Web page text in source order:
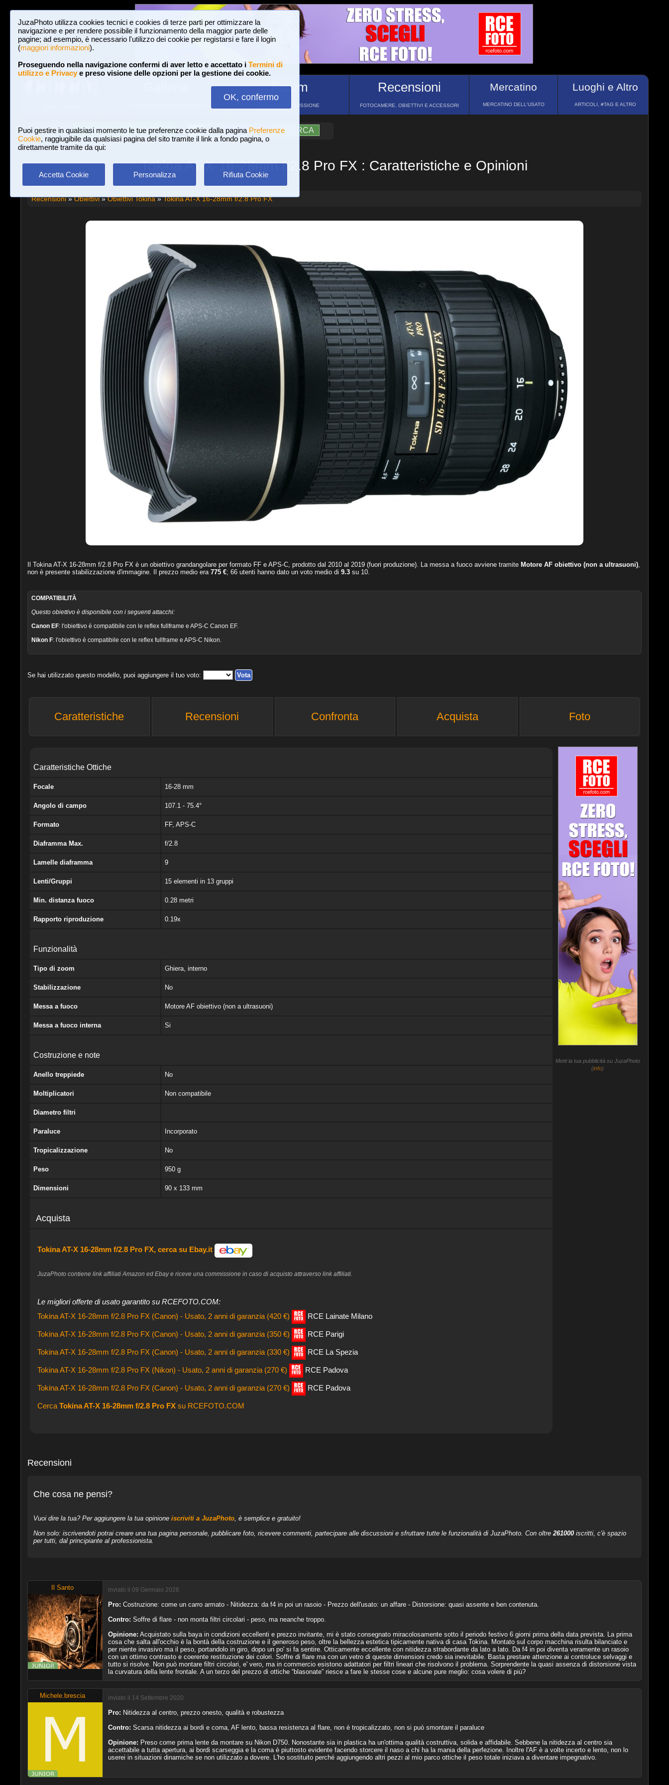
JuzaPhoto utilizza cookies tecnici e cookies di terze parti per ottimizzare la
navigazione e per rendere possibile il funzionamento della maggior parte delle
pagine; ad esempio, è necessario l'utilizzo dei cookie per registarsi e fare il login
(maggiori informazioni).
Proseguendo nella navigazione confermi di aver letto e accettato i Termini di
utilizzo e Privacye preso visione delle opzioni per la gestione dei cookie.
OK, confermo
Puoi gestire in qualsiasi momento le tue preferenze cookie dalla pagina Preferenze
Cookie, raggiugibile da qualsiasi pagina del sito tramite il link a fondo pagina, o
direttamente tramite da qui:
Accetta Cookie Personalizza Rifiuta Cookie
Forum
FORUM DI DISCUSSIONE
Recensioni
FOTOCAMERE, OBIETTIVI E ACCESSORI
Mercatino
MERCATINO DELL'USATO
Luoghi e Altro
ARTICOLI, #TAG E ALTRO
Login Iscriviti a JuzaPhoto! A A ?AIUTO RICERCA
Tokina AT-X 16-28mm f/2.8 Pro FX : Caratteristiche e Opinioni
Recensioni»Obiettivi»Obiettivi Tokina»Tokina AT-X 16-28mm f/2.8 Pro FX
Il Tokina AT-X 16-28mm f/2.8 Pro FX è un obiettivo grandangolare per formato FF e APS-C, prodotto dal 2010 al 2019 (fuori produzione). La messa a fuoco avviene tramite Motore AF obiettivo (non a ultrasuoni),
non è presente stabilizzazione d'immagine. Il prezzo medio era 775 €; 66utenti hanno dato un voto medio di 9.3su 10.
COMPATIBILITÀ
Questo obiettivo è disponibile con i seguenti attacchi:
Canon EF: l'obiettivo è compatibile con le reflex fullframe e APS-C Canon EF.
Nikon F: l'obiettivo è compatibile con le reflex fullframe e APS-C Nikon.
Se hai utilizzato questo modello, puoi aggiungere il tuo voto:
Caratteristiche Recensioni Confronta Acquista Foto
Caratteristiche Ottiche
Focale 16-28 mm
Angolo di campo 107.1 - 75.4°
Formato FF, APS-C
Diaframma Max. f/2.8
Lamelle diaframma 9
Lenti/Gruppi 15 elementi in 13 gruppi
Min. distanza fuoco 0.28 metri
Rapporto riproduzione 0.19x
Funzionalità
Tipo di zoom Ghiera, interno
Stabilizzazione No
Messa a fuoco Motore AF obiettivo (non a ultrasuoni)
Messa a fuoco interna Si
Costruzione e note
Anello treppiede No
Moltiplicatori Non compatibile
Diametro filtri
Paraluce Incorporato
Tropicalizzazione No
Peso 950 g
Dimensioni 90 x 133 mm
Acquista
Tokina AT-X 16-28mm f/2.8 Pro FX, cerca su Ebay.it
JuzaPhoto contiene link affiliati Amazon ed Ebay e riceve una commissione in caso di acquisto attraverso link affiliati.
Le migliori offerte di usato garantito su RCEFOTO.COM:
Tokina AT-X 16-28mm f/2.8 Pro FX (Canon) - Usato, 2 anni di garanzia (420 €)
RCE Lainate Milano
Tokina AT-X 16-28mm f/2.8 Pro FX (Canon) - Usato, 2 anni di garanzia (350 €) RCE Parigi
Tokina AT-X 16-28mm f/2.8 Pro FX (Canon) - Usato, 2 anni di garanzia (330 €) RCE La Spezia
Tokina AT-X 16-28mm f/2.8 Pro FX (Nikon) - Usato, 2 anni di garanzia (270 €) RCE Padova
Tokina AT-X 16-28mm f/2.8 Pro FX (Canon) - Usato, 2 anni di garanzia (270 €) RCE Padova
Cerca Tokina AT-X 16-28mm f/2.8 Pro FXsu RCEFOTO.COM
Metti la tua pubblicità su JuzaPhoto
(info)
Recensioni
Che cosa ne pensi?
Vuoi dire la tua? Per aggiungere la tua opinione iscriviti a JuzaPhoto, è semplice e gratuito!
Non solo: iscrivendoti potrai creare una tua pagina personale, pubblicare foto, ricevere commenti, partecipare alle discussioni e sfruttare tutte le funzionalità di JuzaPhoto. Con oltre261000iscritti, c'è spazio
per tutti, dal principiante al professionista.
Il Santo inviato il 09 Gennaio 2026
Pro: Costruzione: come un carro armato - Nitidezza: da f4 in poi un rasoio - Prezzo dell'usato: un affare - Distorsione: quasi assente e ben contenuta.
Contro: Soffre di flare - non monta filtri circolari - peso, ma neanche troppo.
Opinione: Acquistato sulla baya in condizioni eccellenti e prezzo invitante, mi è stato consegnato miracolosamente sotto il periodo festivo 6 giorni prima della data prevista. La prima
cosa che salta all'occhio è la bontà della costruzione e il generoso peso, oltre la bellezza estetica tipicamente nativa di casa Tokina. Montato sul corpo macchina risulta bilanciato e
per niente invasivo ma il peso, portandolo in giro, dopo un po' si fa sentire. Otticamente eccellente con nitidezza strabordante da lato a lato. Da f4 in poi diventa veramente un rasoio
con un ottimo contrasto e coerente restituzione dei colori. Soffre di flare ma con un vetro di queste dimensioni credo sia inevitabile. Basta prestare attenzione ai controluce selvaggi e
tutto si risolve. Non può montare filtri circolari, e' vero, ma in commercio esistono adattatori per filtri lineari che risolvono il problema. Sorprendente la quasi assenza di distorsione vista
la curvatura della lente frontale. A un terzo del prezzo di ottiche “blasonate” riesce a fare le stesse cose e alcune pure meglio: cosa volere di più?
Michele.brescia inviato il 14 Settembre 2020
Pro: Nitidezza al centro, prezzo onesto, qualità e robustezza
Contro: Scarsa nitidezza ai bordi e coma, AF lento, bassa resistenza al flare, non è tropicalizzato, non si può smontare il paraluce
Opinione: Preso come prima lente da montare su Nikon D750. Nonostante sia in plastica ha un'ottima qualità costruttiva, solida e affidabile. Sebbene la nitidezza al centro sia
accettabile a tutta apertura, ai bordi scarseggia e la coma è piuttosto evidente facendo storcere il naso a chi ha la mania della perfezione. Inoltre l'AF è a volte incerto e lento, non lo
userei in situazioni dinamiche se non utilizzato a dovere. L'ho sostituito perché aggiungendo altri pezzi al mio parco ottiche il peso totale iniziava a diventare impegnativo.